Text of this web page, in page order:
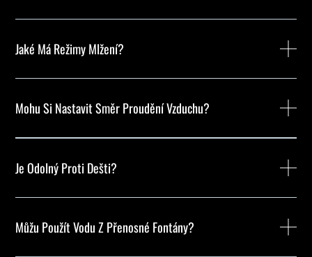
Jaké Má Režimy Mlžení?
Mohu Si Nastavit Směr Proudění Vzduchu?
Je Odolný Proti Dešti?
Můžu Použít Vodu Z Přenosné Fontány?